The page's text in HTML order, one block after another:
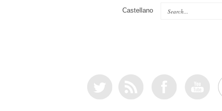
Castellano